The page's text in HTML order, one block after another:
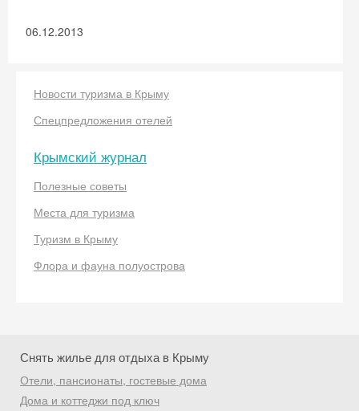
06.12.2013
Новости туризма в Крыму
Спецпредложения отелей
Крымский журнал
Полезные советы
Места для туризма
Туризм в Крыму
Флора и фауна полуострова
Снять жилье для отдыха в Крыму
Отели, пансионаты, гостевые дома
Дома и коттеджи под ключ
Скидка −5%
Хочешь дешевле? Оставь почту и получи
промокод на первое бронирование!